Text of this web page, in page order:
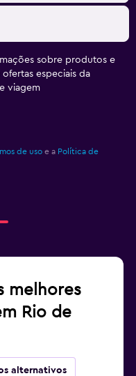
sobre produtos e
especiais da
viagem
de uso e a Política de
melhores
Rio de
alternativos